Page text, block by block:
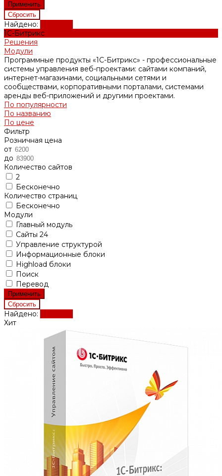
Найдено:
1С-Битрикс
Решения
Модули
Программные продукты «1С-Битрикс» - профессиональные
системы управления веб-проектами: сайтами компаний,
интернет-магазинами, социальными сетями и
сообществами, корпоративными порталами, системами
аренды веб-приложений и другими проектами.
По популярности
По названию
По цене
Фильтр
Розничная цена
от
до
Количество сайтов
2
Бесконечно
Количество страниц
Бесконечно
Модули
Главный модуль
Сайты 24
Управление структурой
Информационные блоки
Highload блоки
Поиск
Перевод
Найдено:
Хит